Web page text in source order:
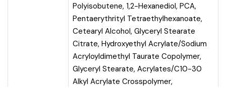
Polyisobutene, 1,2-Hexanediol, PCA,
Pentaerythrityl Tetraethylhexanoate,
Cetearyl Alcohol, Glyceryl Stearate
Citrate, Hydroxyethyl Acrylate/Sodium
Acryloyldimethyl Taurate Copolymer,
Glyceryl Stearate, Acrylates/C10-30
Alkyl Acrylate Crosspolymer,